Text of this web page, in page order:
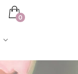
0